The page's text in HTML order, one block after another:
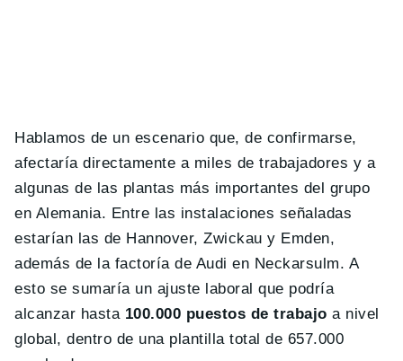
Hablamos de un escenario que, de confirmarse,
afectaría directamente a miles de trabajadores y a
algunas de las plantas más importantes del grupo
en Alemania. Entre las instalaciones señaladas
estarían las de Hannover, Zwickau y Emden,
además de la factoría de Audi en Neckarsulm. A
esto se sumaría un ajuste laboral que podría
alcanzar hasta 100.000 puestos de trabajo a nivel
global, dentro de una plantilla total de 657.000